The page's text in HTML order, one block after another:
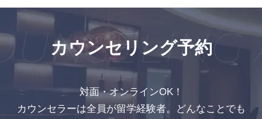
カウンセリング予約
対面・オンラインOK！
カウンセラーは全員が留学経験者。どんなことでも